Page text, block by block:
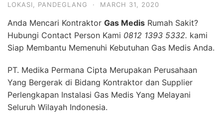
LOKASI
PANDEGLANG · MARCH 31, 2020
Anda Mencari Kontraktor Gas Medis Rumah Sakit?
Hubungi Contact Person Kami 0812 1393 5332. kami
Siap Membantu Memenuhi Kebutuhan Gas Medis Anda.
PT. Medika Permana Cipta Merupakan Perusahaan
Yang Bergerak di Bidang Kontraktor dan Supplier
Perlengkapan Instalasi Gas Medis Yang Melayani
Seluruh Wilayah Indonesia.